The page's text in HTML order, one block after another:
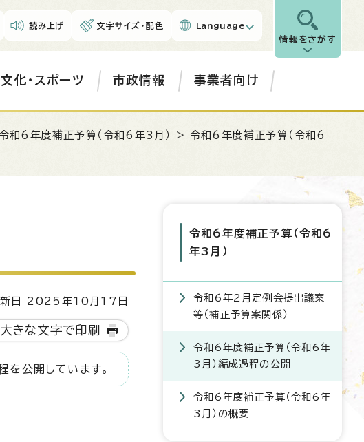
読み上げ 文字サイズ・配色 Language
情報をさがす
化・スポーツ 市政情報 事業者向け
和6年度補正予算（令和6年3月）
> 令和6年度補正予算（令和6
日 2025年10月17日
大きな文字で印刷
を公開しています。
令和6年度補正予算（令和6
年3月）
令和6年2月定例会提出議案
等（補正予算案関係）
令和6年度補正予算（令和6年
3月）編成過程の公開
令和6年度補正予算（令和6年
3月）の概要